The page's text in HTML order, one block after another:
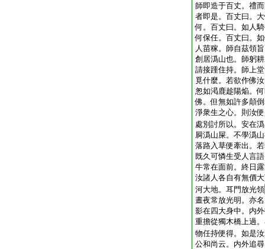
師即造于百丈。禮
者即是。百丈曰。
何。百丈曰。如人
何保任。百丈曰。
人苗稼。師自茲領
創居潙山也。師躬
請接踵住持。師上
覓什麼。若欲作佛
怱如渇鹿趁陽焔。
佛。但無如許多顛
淨衆生之心。則汝
處別討所以。安在
屙潙山屎。不學潙
落路入草便牽出。
既久可憐生受人言
牛常在面前。終日
汝諸人各自有無價
河大地。耳門放光領
晝夜常放光明。亦
影在四大身中。内
重擔從獨木橋上過
物任持便得。如是
公和尚云。内外追